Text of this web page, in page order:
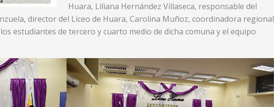
Huara, Liliana Hernández Villaseca, responsable del
director del Liceo de Huara, Carolina Muñoz, coordinadora regional
estudiantes de tercero y cuarto medio de dicha comuna y el equipo